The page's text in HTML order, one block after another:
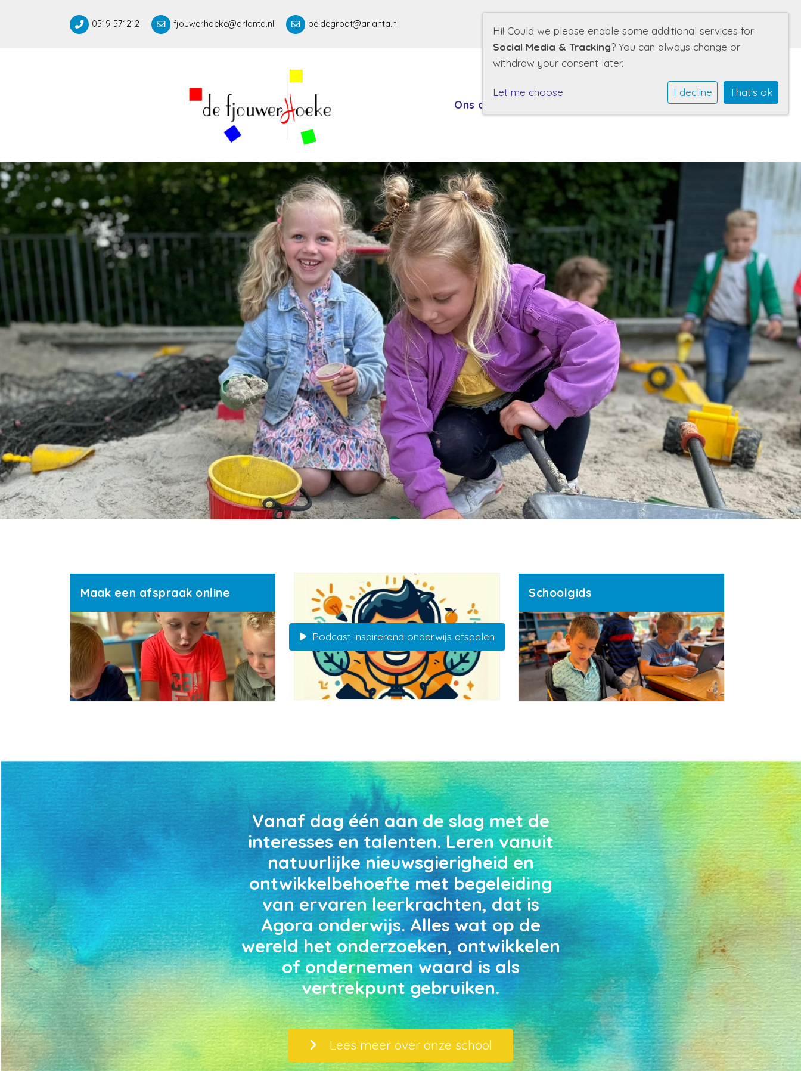
0519 571212 fjouwerhoeke@arlanta.nl pe.degroot@arlanta.nl Volg ons ook op:
Ons onderwijs Kalender Contact
Maak een afspraak online
Podcast inspirerend onderwijs afspelen
Schoolgids
Vanaf dag één aan de slag met de
interesses en talenten. Leren vanuit
natuurlijke nieuwsgierigheid en
ontwikkelbehoefte met begeleiding
van ervaren leerkrachten, dat is
Agora onderwijs. Alles wat op de
wereld het onderzoeken, ontwikkelen
of ondernemen waard is als
vertrekpunt gebruiken.
Lees meer over onze school
Hi! Could we please enable some additional services for
Social Media & Tracking? You can always change or
withdraw your consent later.
Let me choose I decline That's ok